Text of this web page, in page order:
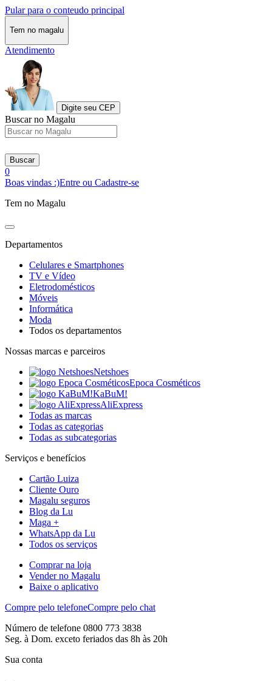
Pular para o conteudo principal
Tem no magalu
Atendimento
Digite seu CEP
Buscar no Magalu
Buscar
0
Boas vindas :)Entre ou Cadastre-se
Tem no Magalu
Departamentos
Celulares e Smartphones
TV e Vídeo
Eletrodomésticos
Móveis
Informática
Moda
Todos os departamentos
Nossas marcas e parceiros
Netshoes
Epoca Cosméticos
KaBuM!
AliExpress
Todas as marcas
Todas as categorias
Todas as subcategorias
Serviços e benefícios
Cartão Luiza
Cliente Ouro
Magalu seguros
Blog da Lu
Maga +
WhatsApp da Lu
Todos os serviços
Comprar na loja
Vender no Magalu
Baixe o aplicativo
Compre pelo telefoneCompre pelo chat
Número de telefone 0800 773 3838
Seg. à Dom. exceto feriados das 8h às 20h
Sua conta